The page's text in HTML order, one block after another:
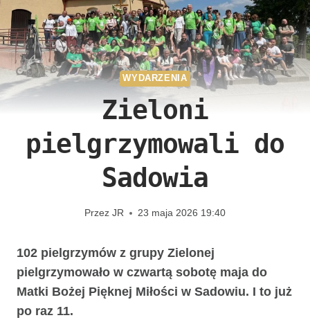
WYDARZENIA
Zieloni
pielgrzymowali do
Sadowia
Przez JR 23 maja 2026 19:40
102 pielgrzymów z grupy Zielonej
pielgrzymowało w czwartą sobotę maja do
Matki Bożej Pięknej Miłości w Sadowiu. I to już
po raz 11.